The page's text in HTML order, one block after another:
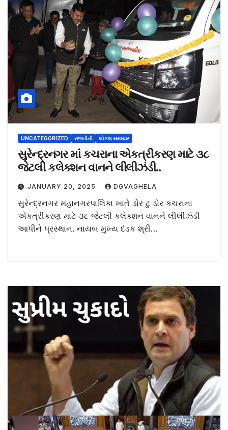
UNCATEGORIZED રાજનીતી લોકલ સમાચાર
સુરેન્દ્રનગર માં કચરાના એકત્રીકરણ માટે ૩૮
જેટલી કલેક્શન વાનને લીલીઝંડી..
JANUARY 20, 2025 DGVAGHELA
સુરેન્દ્રનગર મહાનગરપાલિકા ખાતે ડોર ટુ ડોર કચરાના
એકત્રીકરણ માટે ૩૮ જેટલી કલેક્શન વાનને લીલીઝંડી
આપીને પ્રસ્થાન. નાયબ મુખ્ય દંડક શ્રી…